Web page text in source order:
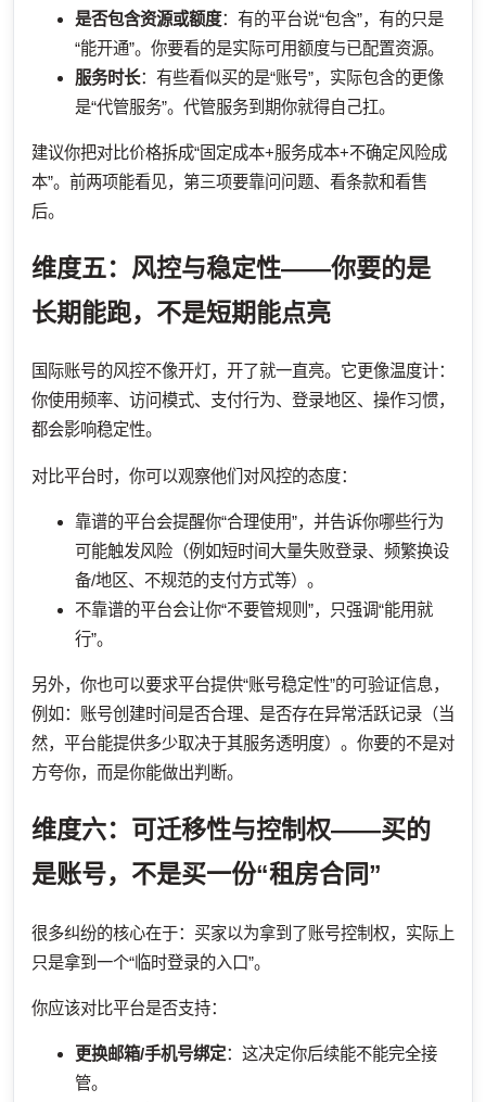
是否包含资源或额度：有的平台说“包含”，有的只是
“能开通”。你要看的是实际可用额度与已配置资源。
服务时长：有些看似买的是“账号”，实际包含的更像
是“代管服务”。代管服务到期你就得自己扛。
建议你把对比价格拆成“固定成本+服务成本+不确定风险成
本”。前两项能看见，第三项要靠问问题、看条款和看售
后。
维度五：风控与稳定性——你要的是
长期能跑，不是短期能点亮
国际账号的风控不像开灯，开了就一直亮。它更像温度计：
你使用频率、访问模式、支付行为、登录地区、操作习惯，
都会影响稳定性。
对比平台时，你可以观察他们对风控的态度：
靠谱的平台会提醒你“合理使用”，并告诉你哪些行为
可能触发风险（例如短时间大量失败登录、频繁换设
备/地区、不规范的支付方式等）。
不靠谱的平台会让你“不要管规则”，只强调“能用就
行”。
另外，你也可以要求平台提供“账号稳定性”的可验证信息，
例如：账号创建时间是否合理、是否存在异常活跃记录（当
然，平台能提供多少取决于其服务透明度）。你要的不是对
方夸你，而是你能做出判断。
维度六：可迁移性与控制权——买的
是账号，不是买一份“租房合同”
很多纠纷的核心在于：买家以为拿到了账号控制权，实际上
只是拿到一个“临时登录的入口”。
你应该对比平台是否支持：
更换邮箱/手机号绑定：这决定你后续能不能完全接
管。